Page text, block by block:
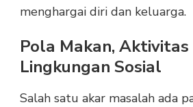
menghargai diri dan keluarga.
Pola Makan, Aktivitas
Lingkungan Sosial
Salah satu akar masalah ada